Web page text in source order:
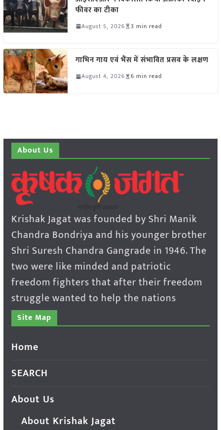
फीवर का टीका
August 5, 2026 3 min read
गाभिन गाय एवं भैंस में संभावित प्रसव के लक्षण
August 4, 2026 6 min read
About Us
Krishak Jagat was founded by Shri Manik
Chandra Bondriya and his younger brother
Shri Suresh Chandra Gangrade in 1946. The
two were like minded and patriotic
freedom fighters that after their freedom
struggle wanted to help the nations
Site Map
Home
SEARCH
About Us
About Krishak Jagat